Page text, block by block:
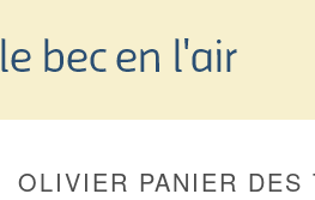
OLIVIER PANIER DES